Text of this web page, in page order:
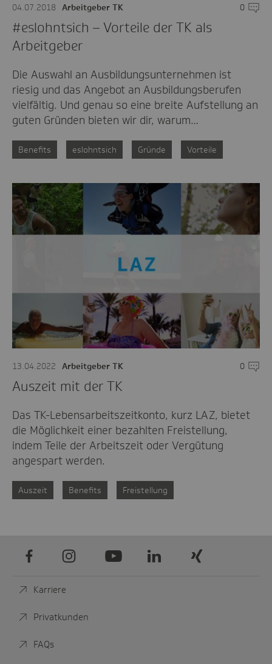
04.07.2018 Arbeitgeber TK 0
#eslohntsich – Vorteile der TK als
Arbeitgeber
Die Auswahl an Ausbildungsunternehmen ist
riesig und das Angebot an Ausbildungsberufen
vielfältig. Und genau so eine breite Aufstellung an
guten Gründen bieten wir dir, warum…
Benefits eslohntsich Gründe Vorteile
13.04.2022 Arbeitgeber TK 0
Auszeit mit der TK
Das TK-Lebensarbeitszeitkonto, kurz LAZ, bietet
die Möglichkeit einer bezahlten Freistellung,
indem Teile der Arbeitszeit oder Vergütung
angespart werden.
Auszeit Benefits Freistellung
Facebook Instagram
Youtube LinkedIn Xing
Karriere
Privatkunden
FAQs